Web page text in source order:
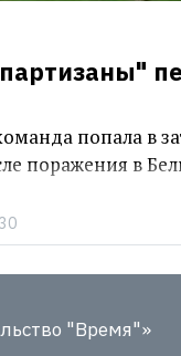
попала в
поражения в
"Время"»